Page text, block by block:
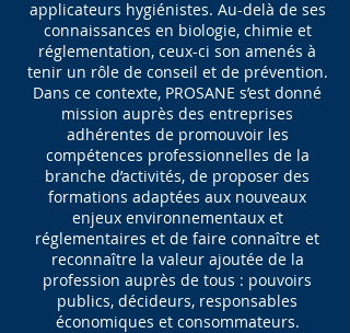
applicateurs hygiénistes. Au-delà de ses
connaissances en biologie, chimie et
réglementation, ceux-ci son amenés à
tenir un rôle de conseil et de prévention.
Dans ce contexte, PROSANE s’est donné
mission auprès des entreprises
adhérentes de promouvoir les
compétences professionnelles de la
branche d’activités, de proposer des
formations adaptées aux nouveaux
enjeux environnementaux et
réglementaires et de faire connaître et
reconnaître la valeur ajoutée de la
profession auprès de tous : pouvoirs
publics, décideurs, responsables
économiques et consommateurs.